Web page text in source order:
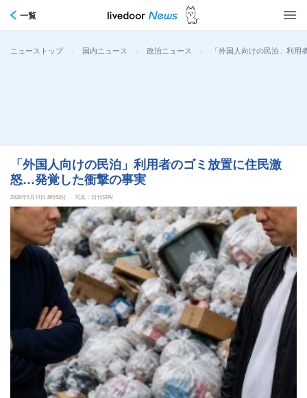
一覧
ニューストップ > 国内ニュース > 政治ニュース > 「外国人向けの民泊」利
「外国人向けの民泊」利用者のゴミ放置に住民激
怒…発覚した衝撃の事実
2026年5月14日 8時52分 写真：日刊SPA!